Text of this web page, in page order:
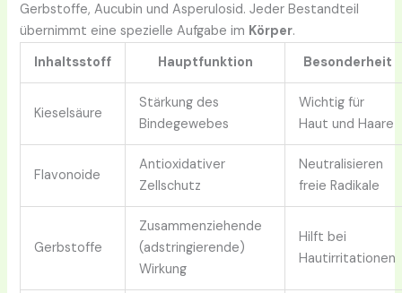
Gerbstoffe, Aucubin und Asperulosid. Jeder Bestandteil
übernimmt eine spezielle Aufgabe im Körper.
Inhaltsstoff
Hauptfunktion Besonderheit
Kieselsäure
Stärkung des
Bindegewebes
Wichtig für
Haut und Haare
Flavonoide
Antioxidativer
Zellschutz
Neutralisieren
freie Radikale
Gerbstoffe
Zusammenziehende
(adstringierende)
Wirkung
Hilft bei
Hautirritationen